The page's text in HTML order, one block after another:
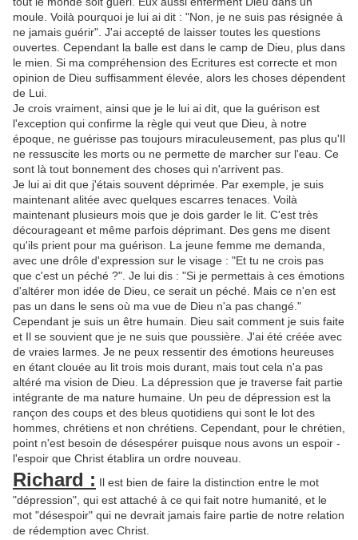
moule. Voilà pourquoi je lui ai dit : "Non, je ne suis pas résignée à
ne jamais guérir". J'ai accepté de laisser toutes les questions
ouvertes. Cependant la balle est dans le camp de Dieu, plus dans
le mien. Si ma compréhension des Ecritures est correcte et mon
opinion de Dieu suffisamment élevée, alors les choses dépendent
de Lui.
Je crois vraiment, ainsi que je le lui ai dit, que la guérison est
l'exception qui confirme la règle qui veut que Dieu, à notre
époque, ne guérisse pas toujours miraculeusement, pas plus qu'Il
ne ressuscite les morts ou ne permette de marcher sur l'eau. Ce
sont là tout bonnement des choses qui n'arrivent pas.
Je lui ai dit que j'étais souvent déprimée. Par exemple, je suis
maintenant alitée avec quelques escarres tenaces. Voilà
maintenant plusieurs mois que je dois garder le lit. C'est très
décourageant et même parfois déprimant. Des gens me disent
qu'ils prient pour ma guérison. La jeune femme me demanda,
avec une drôle d'expression sur le visage : "Et tu ne crois pas
que c'est un péché ?". Je lui dis : "Si je permettais à ces émotions
d'altérer mon idée de Dieu, ce serait un péché. Mais ce n'en est
pas un dans le sens où ma vue de Dieu n'a pas changé."
Cependant je suis un être humain. Dieu sait comment je suis faite
et Il se souvient que je ne suis que poussière. J'ai été créée avec
de vraies larmes. Je ne peux ressentir des émotions heureuses
en étant clouée au lit trois mois durant, mais tout cela n'a pas
altéré ma vision de Dieu. La dépression que je traverse fait partie
intégrante de ma nature humaine. Un peu de dépression est la
rançon des coups et des bleus quotidiens qui sont le lot des
hommes, chrétiens et non chrétiens. Cependant, pour le chrétien,
point n'est besoin de désespérer puisque nous avons un espoir -
l'espoir que Christ établira un ordre nouveau.
Richard : Il est bien de faire la distinction entre le mot
"dépression", qui est attaché à ce qui fait notre humanité, et le
mot "désespoir" qui ne devrait jamais faire partie de notre relation
de rédemption avec Christ.